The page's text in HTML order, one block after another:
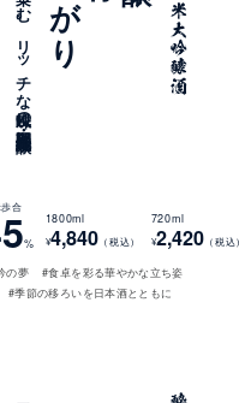
合
%
1800ml
¥4,840 （税込）
720ml
¥2,420 （税込
の夢
#食卓を彩る華やかな立ち姿
#季節の移ろいを日本酒とともに